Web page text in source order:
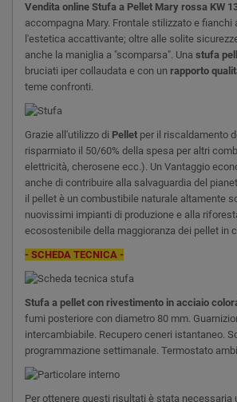
Vendita online Stufa a Pellet Mary rossa KW
accompagna Mary. Frontale stilizzato e
l'estetica accattivante; oltre alle solite
anche la maniglia a "scomparsa". Una stufa
bruciati iper collaudata e con un rapporto
teme confronti.
Grazie all'utilizzo di Pellet per il riscaldamento
risparmiato il 50/60% della spesa per altri
elettricità, cherosene ecc.). Un Vantaggio
anche di contribuire alla salvaguardia del
il pellet è un combustibile naturale altamente
nuovissimi impianti di produzione e alla
ecosostenibile della maggioranza dei pellet in
- SCHEDA TECNICA -
Stufa a pellet con rivestimento in acciaio
fumi posteriore con diametro 80 mm.
intercambiabile. Recupero ceneri istantaneo.
programmazione settimanale. Termostato
Per ottenere questi risultati è stata necessaria